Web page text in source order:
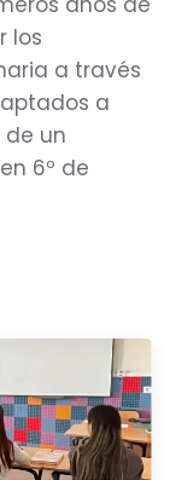
los
a través
a
un
6º de